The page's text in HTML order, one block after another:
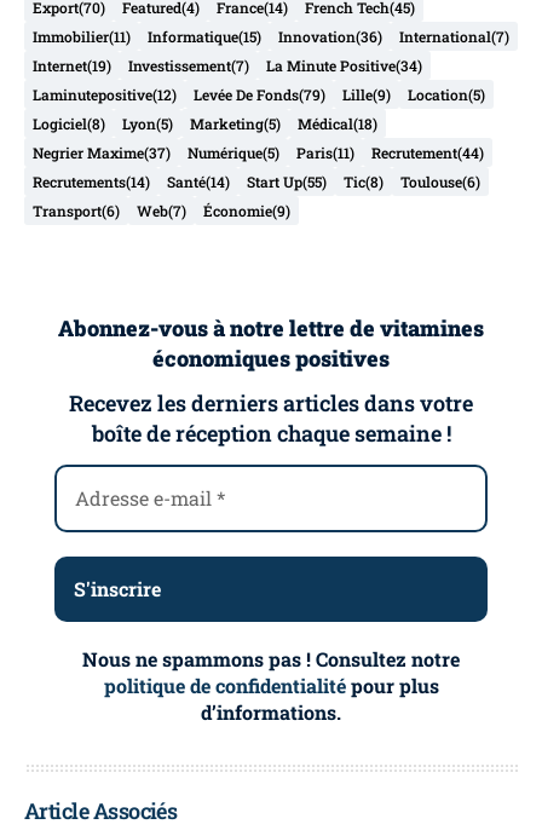
Export(70) Featured(4) France(14) French Tech(45)
Immobilier(11) Informatique(15) Innovation(36) International(7)
Internet(19) Investissement(7) La Minute Positive(34)
Laminutepositive(12) Levée De Fonds(79) Lille(9) Location(5)
Logiciel(8) Lyon(5) Marketing(5) Médical(18)
Negrier Maxime(37) Numérique(5) Paris(11) Recrutement(44)
Recrutements(14) Santé(14) Start Up(55) Tic(8) Toulouse(6)
Transport(6) Web(7) Économie(9)
Abonnez-vous à notre lettre de vitamines
économiques positives
Recevez les derniers articles dans votre
boîte de réception chaque semaine !
Nous ne spammons pas ! Consultez notre
politique de confidentialitépour plus
d’informations.
Article Associés